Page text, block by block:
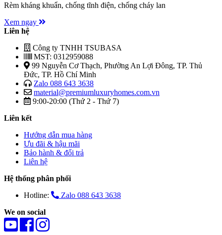
Rèm kháng khuẩn, chống tĩnh điện, chống cháy lan
Xem ngay
Liên hệ
Công ty TNHH TSUBASA
MST: 0312959088
99 Nguyễn Cơ Thạch, Phường An Lợi Đông, TP. Thủ
Đức, TP. Hồ Chí Minh
Zalo 088 643 3638
material@premiumluxuryhomes.com.vn
9:00-20:00 (Thứ 2 - Thứ 7)
Liên kết
Hướng dẫn mua hàng
Ưu đãi & hậu mãi
Bảo hành & đổi trả
Liên hệ
Hệ thống phân phối
Hotline:
Zalo 088 643 3638
We on social